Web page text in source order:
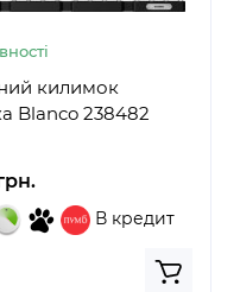
килимок
Blanco 238482
В кредит